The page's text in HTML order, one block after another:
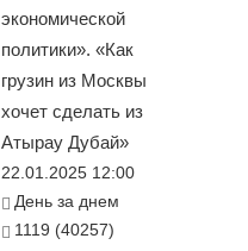
экономической
политики». «Как
грузин из Москвы
хочет сделать из
Атырау Дубай»
22.01.2025 12:00
День за днем
1119 (40257)